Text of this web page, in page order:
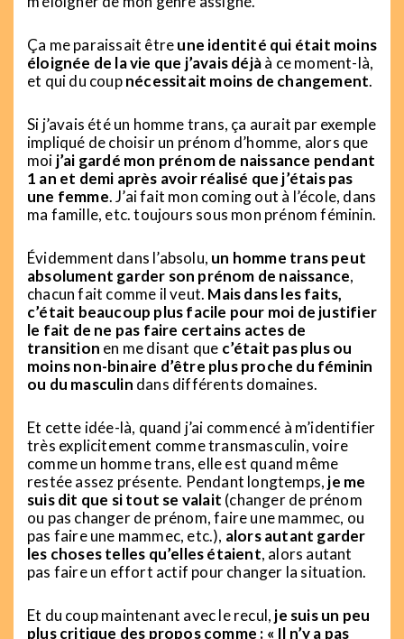
Ça me paraissait êtreune identité qui était moins
éloignée de la vie que j’avais déjàà ce moment-là,
et qui du coupnécessitait moins de changement.
Si j’avais été un homme trans, ça aurait par exemple
impliqué de choisir un prénom d’homme, alors que
moi j’ai gardé mon prénom de naissance pendant
1 an et demi après avoir réalisé que j’étais pas
une femme. J’ai fait mon coming out à l’école, dans
ma famille, etc. toujours sous mon prénom féminin.
Évidemment dans l’absolu, un homme trans peut
absolument garder son prénom de naissance,
chacun fait comme il veut. Mais dans les faits,
c’était beaucoup plus facile pour moi de justifier
le fait de ne pas faire certains actes de
transition en me disant que c’était pas plus ou
moins non-binaire d’être plus proche du féminin
ou du masculin dans différents domaines.
Et cette idée-là, quand j’ai commencé à m’identifier
très explicitement comme transmasculin, voire
comme un homme trans, elle est quand même
restée assez présente. Pendant longtemps, je me
suis dit que si tout se valait (changer de prénom
ou pas changer de prénom, faire une mammec, ou
pas faire une mammec, etc.), alors autant garder
les choses telles qu’elles étaient, alors autant
pas faire un effort actif pour changer la situation.
Et du coup maintenant avec le recul, je suis un peu
plus critique des propos comme : « Il n’y a pas